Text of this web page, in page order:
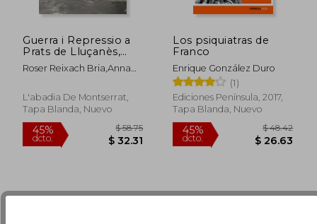
$ 26.74
45%
dcto.
Guerra i Repressio a
Prats de Lluçanès,
Volum i
Roser Reixach Bria,Anna
L'abadia De Montserrat,
Tapa Blanda, Nuevo
Los psiquiatras de
Franco
Enrique González Duro
(1)
Ediciones Península, 2017,
Tapa Blanda, Nuevo